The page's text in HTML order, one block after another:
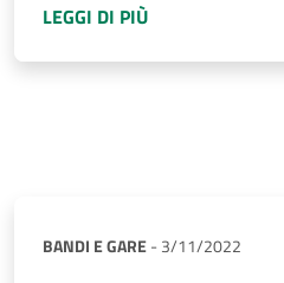
LEGGI DI PIÙ
BANDI E GARE- 3/11/2022